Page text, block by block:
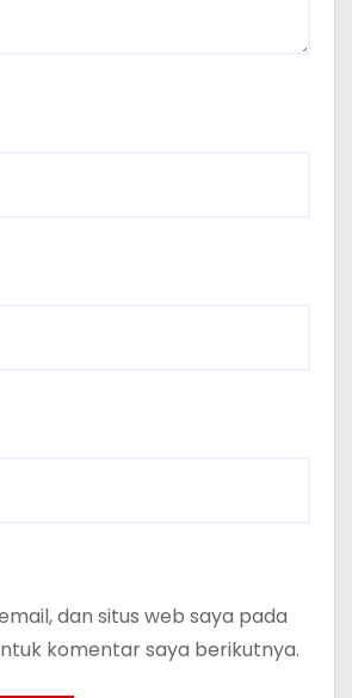
dan situs web saya pada
komentar saya berikutnya.